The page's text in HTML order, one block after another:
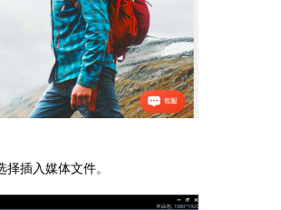
择插入媒体文件。